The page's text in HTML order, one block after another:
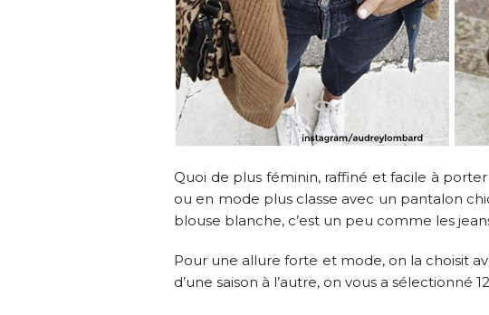
Quoi de plus féminin, raffiné et facile à
ou en mode plus classe avec un pantalon
blouse blanche, c’est un peu comme les
Pour une allure forte et mode, on la choisit
d’une saison à l’autre, on vous a